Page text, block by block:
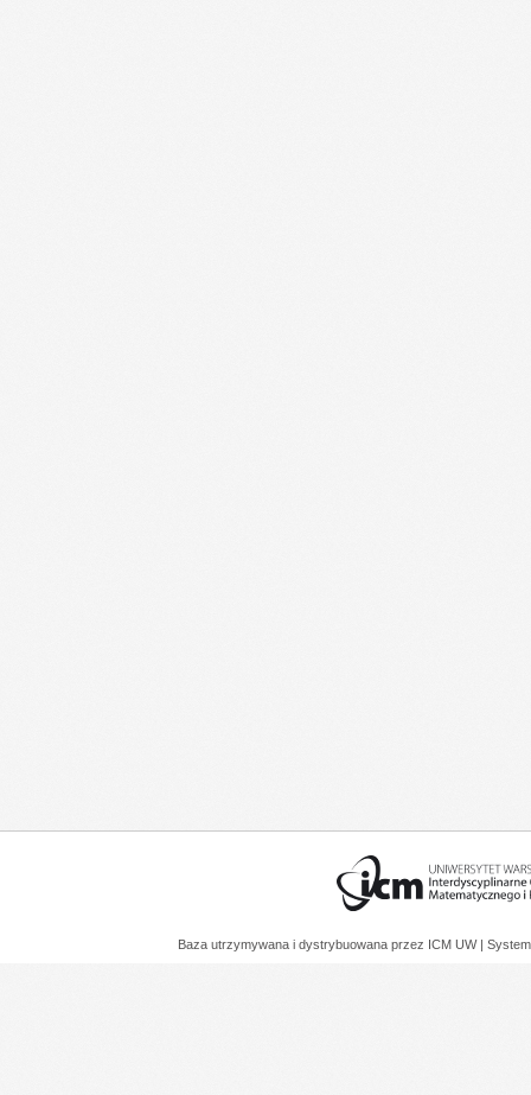
Baza utrzymywana i dystrybuowana przez ICM UW |